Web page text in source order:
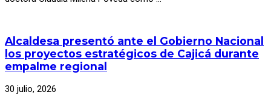
Alcaldesa presentó ante el Gobierno Nacional
los proyectos estratégicos de Cajicá durante
empalme regional
30 julio, 2026